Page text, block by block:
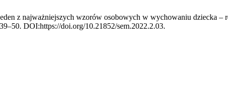
z najważniejszych wzorów osobowych w wychowaniu dziecka –
DOI:https://doi.org/10.21852/sem.2022.2.03.